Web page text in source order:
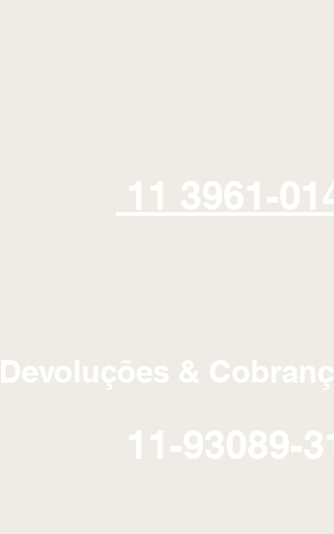
11 3961-
Devoluções &
11-93089-